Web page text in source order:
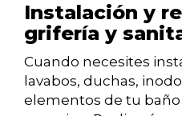
Instalación y
grifería y
Cuando necesites
lavabos, duchas,
elementos de tu baño